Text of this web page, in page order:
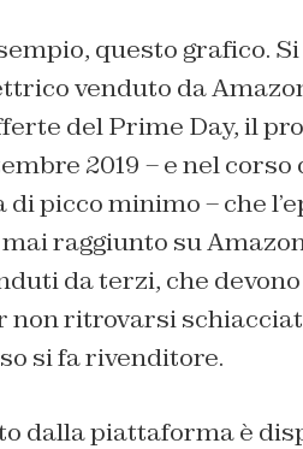
questo grafico.
venduto da
del Prime Day, il
2019 – e nel
picco minimo – che
raggiunto su
da terzi, che
non ritrovarsi
si fa rivenditore.
dalla piattaforma è